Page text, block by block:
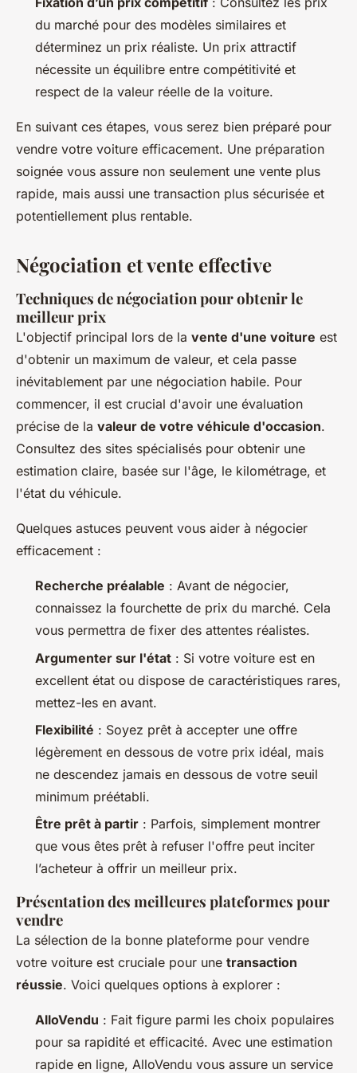
du marché pour des modèles similaires et
déterminez un prix réaliste. Un prix attractif
nécessite un équilibre entre compétitivité et
respect de la valeur réelle de la voiture.
En suivant ces étapes, vous serez bien préparé pour
vendre votre voiture efficacement. Une préparation
soignée vous assure non seulement une vente plus
rapide, mais aussi une transaction plus sécurisée et
potentiellement plus rentable.
Négociation et vente effective
Techniques de négociation pour obtenir le
meilleur prix
L'objectif principal lors de la vente d'une voiture est
d'obtenir un maximum de valeur, et cela passe
inévitablement par une négociation habile. Pour
commencer, il est crucial d'avoir une évaluation
précise de la valeur de votre véhicule d'occasion.
Consultez des sites spécialisés pour obtenir une
estimation claire, basée sur l'âge, le kilométrage, et
l'état du véhicule.
Quelques astuces peuvent vous aider à négocier
efficacement :
Recherche préalable : Avant de négocier,
connaissez la fourchette de prix du marché. Cela
vous permettra de fixer des attentes réalistes.
Argumenter sur l'état : Si votre voiture est en
excellent état ou dispose de caractéristiques rares,
mettez-les en avant.
Flexibilité : Soyez prêt à accepter une offre
légèrement en dessous de votre prix idéal, mais
ne descendez jamais en dessous de votre seuil
minimum préétabli.
Être prêt à partir : Parfois, simplement montrer
que vous êtes prêt à refuser l'offre peut inciter
l’acheteur à offrir un meilleur prix.
Présentation des meilleures plateformes pour
vendre
La sélection de la bonne plateforme pour vendre
votre voiture est cruciale pour une transaction
réussie. Voici quelques options à explorer :
AlloVendu : Fait figure parmi les choix populaires
pour sa rapidité et efficacité. Avec une estimation
rapide en ligne, AlloVendu vous assure un service